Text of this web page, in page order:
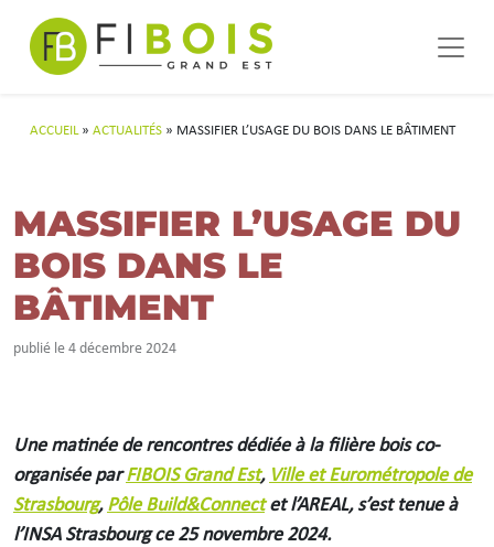
Navigation principale
ACCUEIL» ACTUALITÉS » MASSIFIER L’USAGE DU BOIS DANS LE BÂTIMENT
MASSIFIER L’USAGE DU
BOIS DANS LE
BÂTIMENT
publié le 4 décembre 2024
Une matinée de rencontres dédiée à la filière bois co-
organisée parFIBOIS Grand Est, Ville et Eurométropole de
Strasbourg, Pôle Build&Connectet l’AREAL, s’est tenue à
l’INSA Strasbourg ce 25 novembre 2024.